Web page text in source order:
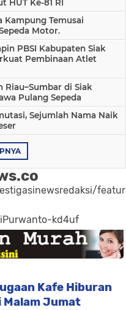
HUT Ke-81 RI
Kampung Temusai
Motor.
PBSI Kabupaten Siak
Pembinaan Atlet
Riau–Sumbar di Siak
Pulang Sepeda
Sejumlah Nama Naik
kd4uf
Kafe Hiburan
Malam Jumat